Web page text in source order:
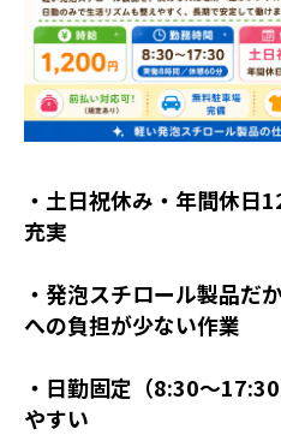
・土日祝休み・年間休日
充実
・発泡スチロール製品だ
への負担が少ない作業
・日勤固定（8:30～
やすい